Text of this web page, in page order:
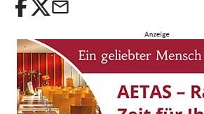
email